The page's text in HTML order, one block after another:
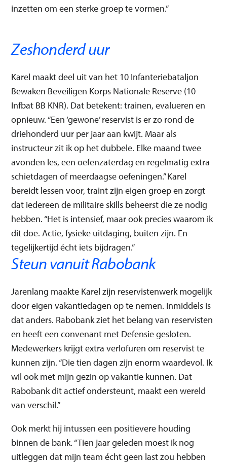
inzetten om een sterke groep te vormen.”
Zeshonderd uur
Karel maakt deel uit van het 10 Infanteriebataljon
Bewaken Beveiligen Korps Nationale Reserve (10
Infbat BB KNR). Dat betekent: trainen, evalueren en
opnieuw. “Een ‘gewone’ reservist is er zo rond de
driehonderd uur per jaar aan kwijt. Maar als
instructeur zit ik op het dubbele. Elke maand twee
avonden les, een oefenzaterdag en regelmatig extra
schietdagen of meerdaagse oefeningen.” Karel
bereidt lessen voor, traint zijn eigen groep en zorgt
dat iedereen de militaire skills beheerst die ze nodig
hebben. “Het is intensief, maar ook precies waarom ik
dit doe. Actie, fysieke uitdaging, buiten zijn. En
tegelijkertijd écht iets bijdragen.”
Steun vanuit Rabobank
Jarenlang maakte Karel zijn reservistenwerk mogelijk
door eigen vakantiedagen op te nemen. Inmiddels is
dat anders. Rabobank ziet het belang van reservisten
en heeft een convenant met Defensie gesloten.
Medewerkers krijgt extra verlofuren om reservist te
kunnen zijn. “Die tien dagen zijn enorm waardevol. Ik
wil ook met mijn gezin op vakantie kunnen. Dat
Rabobank dit actief ondersteunt, maakt een wereld
van verschil.”
Ook merkt hij intussen een positievere houding
binnen de bank. “Tien jaar geleden moest ik nog
uitleggen dat mijn team écht geen last zou hebben